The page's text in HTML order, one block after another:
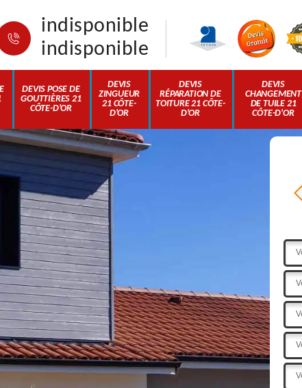
indisponible
indisponible
DEVIS POSE DE
GOUTTIÈRES 21
CÔTE-D'OR
DEVIS
ZINGUEUR
21 CÔTE-
D'OR
DEVIS
RÉPARATION DE
TOITURE 21 CÔTE-
D'OR
DEVIS
CHANGEMENT
DE TUILE 21
CÔTE-D'OR